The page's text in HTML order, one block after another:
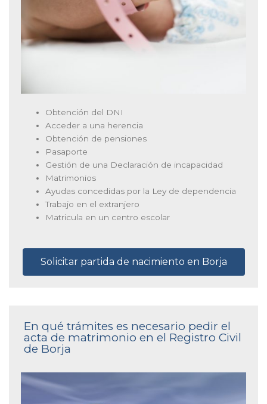
Obtención del DNI
Acceder a una herencia
Obtención de pensiones
Pasaporte
Gestión de una Declaración de incapacidad
Matrimonios
Ayudas concedidas por la Ley de dependencia
Trabajo en el extranjero
Matricula en un centro escolar
Solicitar partida de nacimiento en Borja
En qué trámites es necesario pedir el
acta de matrimonio en el Registro Civil
de Borja